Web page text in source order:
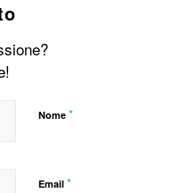
Nome *
Email *